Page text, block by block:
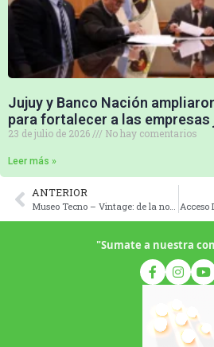
Jujuy y Banco Nación
para fortalecer a las empresas
23 de julio de 2026 No hay comentarios
Leer más »
ANTERIOR
Museo Tecno – Vintage: de la nostalgia a la curiosidad Acceso
"Sumate a nuestra